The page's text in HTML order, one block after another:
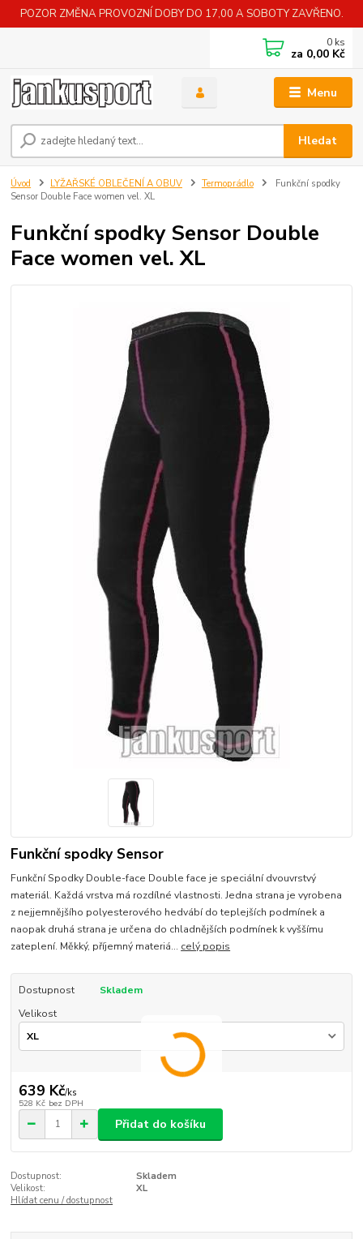
POZOR ZMĚNA PROVOZNÍ DOBY DO 17,00 A SOBOTY ZAVŘENO.
Menu
Hledat
0 ks
za 0,00 Kč
Úvod LYŽAŘSKÉ OBLEČENÍ A OBUV Termoprádlo
Funkční spodky
Sensor Double Face women vel. XL
Funkční spodky Sensor Double
Face women vel. XL
Funkční spodky Sensor
Funkční Spodky Double-face Double face je speciální dvouvrstvý
materiál. Každá vrstva má rozdílné vlastnosti. Jedna strana je vyrobena
z nejjemnějšího polyesterového hedvábí do teplejších podmínek a
naopak druhá strana je určena do chladnějších podmínek k vyššímu
zateplení. Měkký, příjemný materiá... celý popis
Dostupnost
Skladem
Velikost
639 Kč/ks
528 Kč bez DPH
Přidat do košíku
Dostupnost:
Skladem
Velikost:
XL
Hlídat cenu / dostupnost